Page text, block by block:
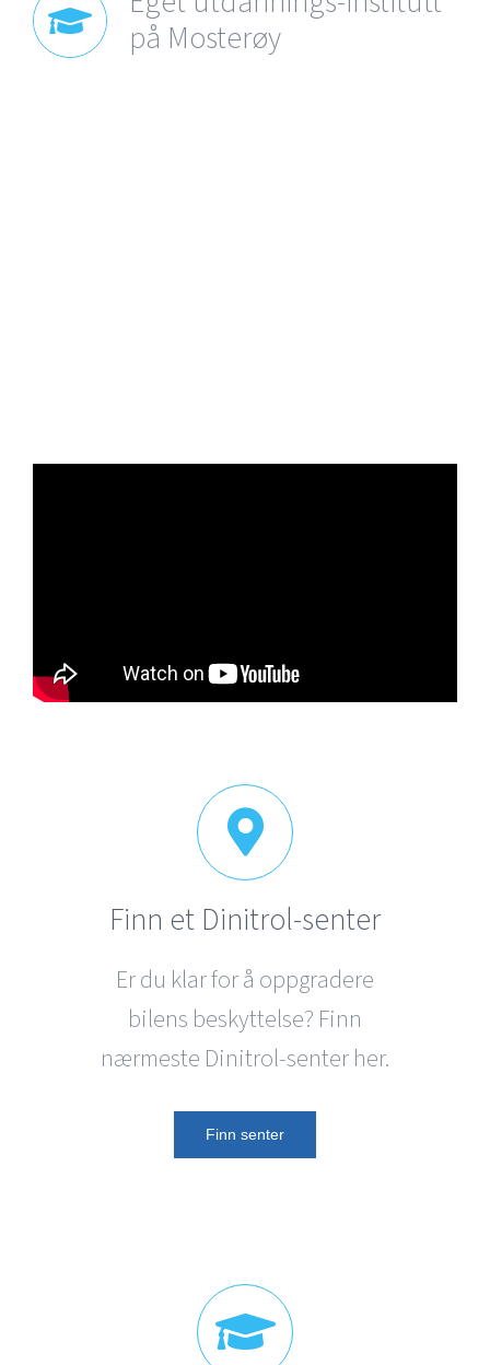
på Mosterøy
Finn et Dinitrol-senter
Er du klar for å oppgradere
bilens beskyttelse? Finn
nærmeste Dinitrol-senter her.
Finn senter